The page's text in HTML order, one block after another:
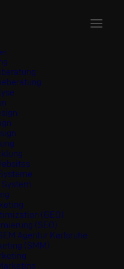
(GEO)
(SEO)
Agentur Karlsruhe
(SMM)